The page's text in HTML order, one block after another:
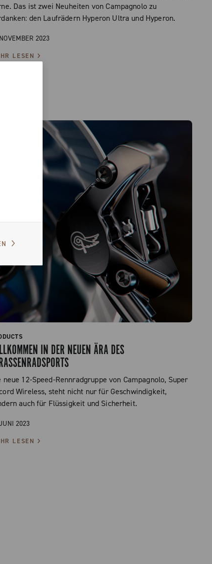
Das ist zwei Neuheiten von Campagnolo zu
den Laufrädern Hyperon Ultra und Hyperon.
2023
LESEN
IN DER NEUEN ÄRA DES
neue 12-Speed-Rennradgruppe von Campagnolo, Super
Wireless, steht nicht nur für Geschwindigkeit,
auch für Flüssigkeit und Sicherheit.
2023
LESEN